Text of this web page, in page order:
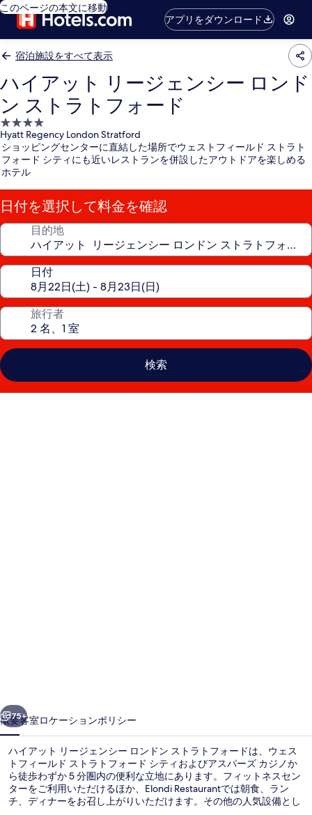
このページの本文に移動
アプリをダウンロード
宿泊施設をすべて表示
ハイアット リージェンシー ロンド
ン ストラトフォード
4.0
つ
星
宿
施
設
Hyatt Regency London Stratford
ショッピングセンターに直結した場所でウェストフィールド ストラト
フォード シティにも近いレストランを併設したアウトドアを楽しめる
ホテル
日付を選択して料金を確認
目的地
日付
旅行者
検索
ジ
ェ
ン
シ
ー
75+
概要客室ロケーションポリシー
ハイアット リージェンシー ロンドン ストラトフォードは、ウェス
トフィールド ストラトフォード シティおよびアスパーズ カジノか
ら徒歩わずか 5 分圏内の便利な立地にあります。フィットネスセン
ターをご利用いただけるほか、Elondi Restaurantでは朝食、ラン
チ、ディナーをお召し上がりいただけます。その他の人気設備とし